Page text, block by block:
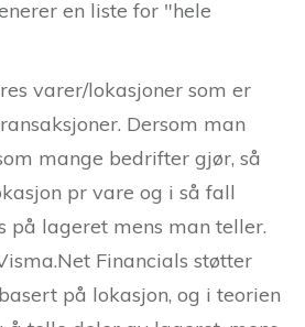
en liste for "hele
varer/lokasjoner som er
Dersom man
mange bedrifter gjør, så
pr vare og i så fall
på lageret mens man teller.
Financials støtter
på lokasjon, og i teorien